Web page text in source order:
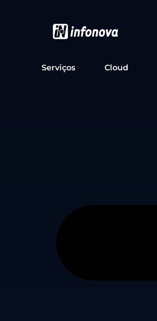
Serviços Cloud